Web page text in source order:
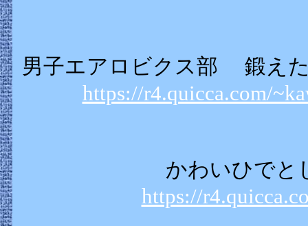
男子エアロビクス部 鍛え
https://r4.quicca.com/
かわいひでと
https://